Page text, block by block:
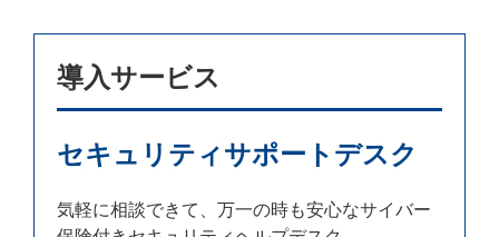
導入サービス
セキュリティサポートデスク
気軽に相談できて、万一の時も安心なサイバー